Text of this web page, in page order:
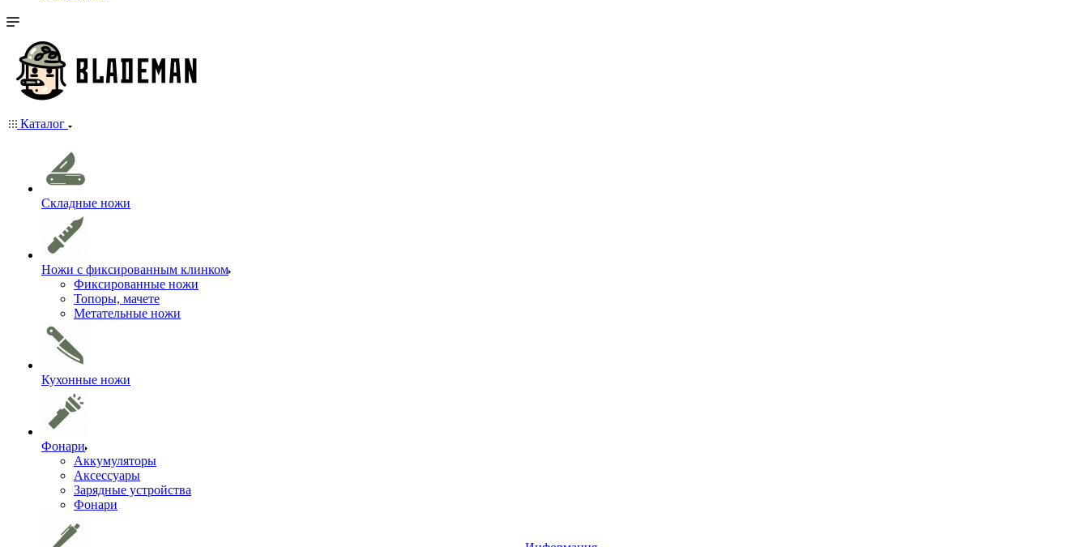
Каталог
Складные ножи
Ножи с фиксированным клинком
Фиксированные ножи
Топоры, мачете
Метательные ножи
Кухонные ножи
Фонари
Аккумуляторы
Аксессуары
Зарядные устройства
Фонари